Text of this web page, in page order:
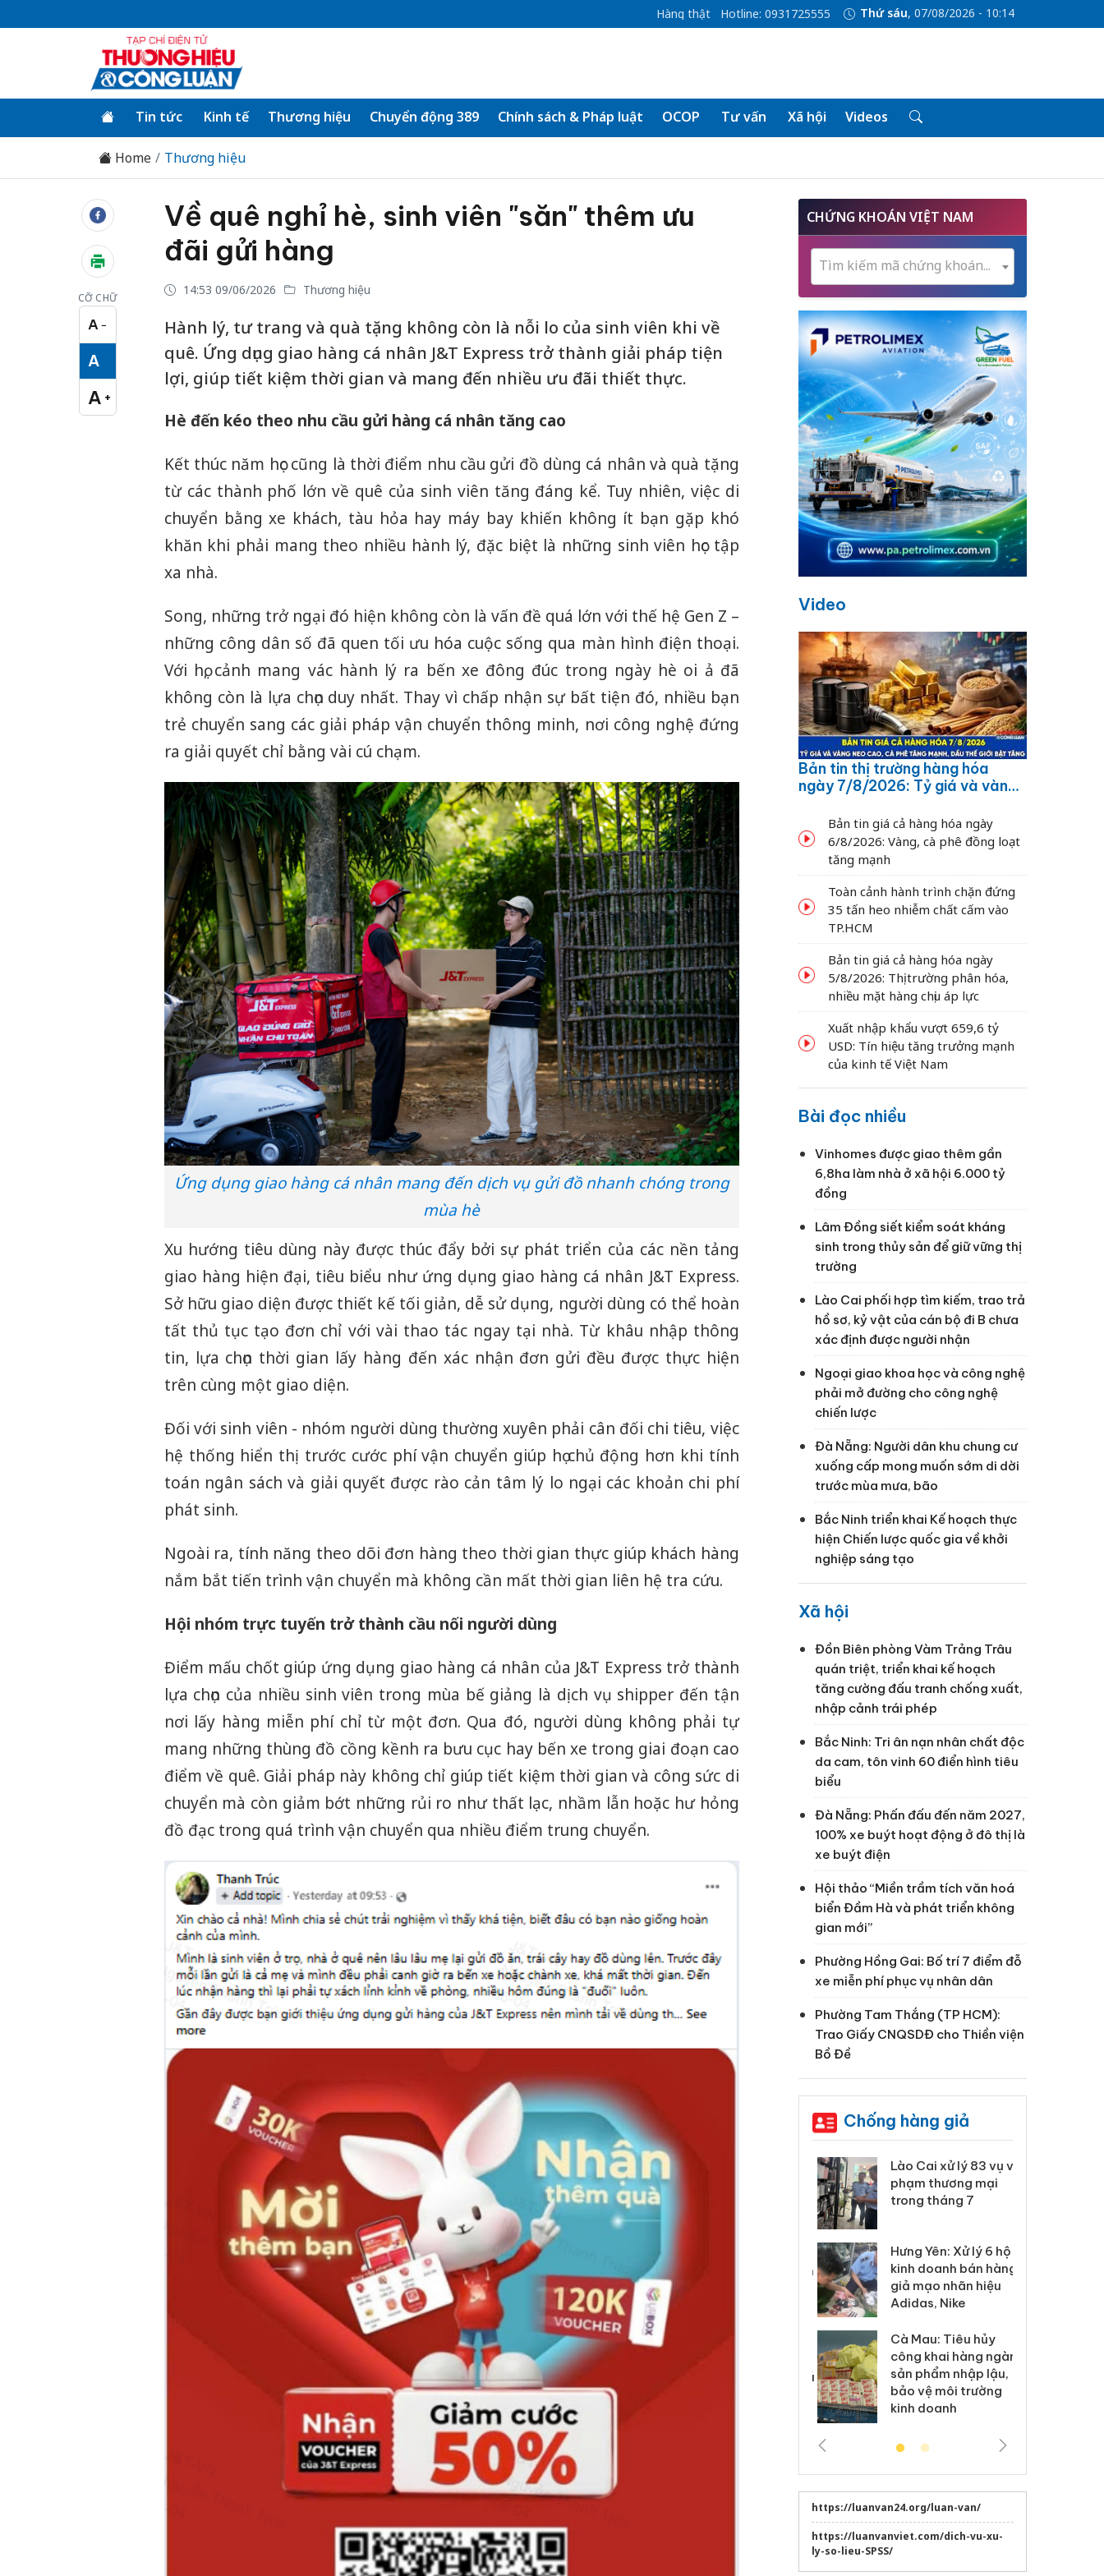
Hàng thật Hotline: 0931725555 Thứ sáu, 07/08/2026 - 10:14
Tin tức Kinh tế Thương hiệu Chuyển động 389 Chính sách & Pháp luật OCOP Tư vấn Xã hội Videos
Home Thương hiệu
CỠ CHỮ
A −
Cỡ chữ nhỏ
A
Cỡ chữ vừa
A +
Cỡ chữ lớn
Về quê nghỉ hè, sinh viên "săn" thêm ưu
đãi gửi hàng
14:53 09/06/2026 Thương hiệu
Hành lý, tư trang và quà tặng không còn là nỗi lo của sinh viên khi về
quê. Ứng dụng giao hàng cá nhân J&T Express trở thành giải pháp tiện
lợi, giúp tiết kiệm thời gian và mang đến nhiều ưu đãi thiết thực.
Hè đến kéo theo nhu cầu gửi hàng cá nhân tăng cao
Kết thúc năm học cũng là thời điểm nhu cầu gửi đồ dùng cá nhân và quà tặng
từ các thành phố lớn về quê của sinh viên tăng đáng kể. Tuy nhiên, việc di
chuyển bằng xe khách, tàu hỏa hay máy bay khiến không ít bạn gặp khó
khăn khi phải mang theo nhiều hành lý, đặc biệt là những sinh viên học tập
xa nhà.
Song, những trở ngại đó hiện không còn là vấn đề quá lớn với thế hệ Gen Z –
những công dân số đã quen tối ưu hóa cuộc sống qua màn hình điện thoại.
Với họ, cảnh mang vác hành lý ra bến xe đông đúc trong ngày hè oi ả đã
không còn là lựa chọn duy nhất. Thay vì chấp nhận sự bất tiện đó, nhiều bạn
trẻ chuyển sang các giải pháp vận chuyển thông minh, nơi công nghệ đứng
ra giải quyết chỉ bằng vài cú chạm.
Ứng dụng giao hàng cá nhân mang đến dịch vụ gửi đồ nhanh chóng trong
mùa hè
Xu hướng tiêu dùng này được thúc đẩy bởi sự phát triển của các nền tảng
giao hàng hiện đại, tiêu biểu như ứng dụng giao hàng cá nhân J&T Express.
Sở hữu giao diện được thiết kế tối giản, dễ sử dụng, người dùng có thể hoàn
tất thủ tục tạo đơn chỉ với vài thao tác ngay tại nhà. Từ khâu nhập thông
tin, lựa chọn thời gian lấy hàng đến xác nhận đơn gửi đều được thực hiện
trên cùng một giao diện.
Đối với sinh viên - nhóm người dùng thường xuyên phải cân đối chi tiêu, việc
hệ thống hiển thị trước cước phí vận chuyển giúp họ chủ động hơn khi tính
toán ngân sách và giải quyết được rào cản tâm lý lo ngại các khoản chi phí
phát sinh.
Ngoài ra, tính năng theo dõi đơn hàng theo thời gian thực giúp khách hàng
nắm bắt tiến trình vận chuyển mà không cần mất thời gian liên hệ tra cứu.
Hội nhóm trực tuyến trở thành cầu nối người dùng
Điểm mấu chốt giúp ứng dụng giao hàng cá nhân của J&T Express trở thành
lựa chọn của nhiều sinh viên trong mùa bế giảng là dịch vụ shipper đến tận
nơi lấy hàng miễn phí chỉ từ một đơn. Qua đó, người dùng không phải tự
mang những thùng đồ cồng kềnh ra bưu cục hay bến xe trong giai đoạn cao
điểm về quê. Giải pháp này không chỉ giúp tiết kiệm thời gian và công sức di
chuyển mà còn giảm bớt những rủi ro như thất lạc, nhầm lẫn hoặc hư hỏng
đồ đạc trong quá trình vận chuyển qua nhiều điểm trung chuyển.
CHỨNG KHOÁN VIỆT NAM
Tìm kiếm mã chứng khoán...
Video
Bản tin thị trường hàng hóa
ngày 7/8/2026: Tỷ giá và vàng
dầu thế giới bật tăng
Bản tin giá cả hàng hóa ngày
6/8/2026: Vàng, cà phê đồng loạt
tăng mạnh
Toàn cảnh hành trình chặn đứng
35 tấn heo nhiễm chất cấm vào
TP.HCM
Bản tin giá cả hàng hóa ngày
5/8/2026: Thị trường phân hóa,
nhiều mặt hàng chịu áp lực
Xuất nhập khẩu vượt 659,6 tỷ
USD: Tín hiệu tăng trưởng mạnh
của kinh tế Việt Nam
Bài đọc nhiều
Vinhomes được giao thêm gần
6,8ha làm nhà ở xã hội 6.000 tỷ
đồng
Lâm Đồng siết kiểm soát kháng
sinh trong thủy sản để giữ vững thị
trường
Lào Cai phối hợp tìm kiếm, trao trả
hồ sơ, kỷ vật của cán bộ đi B chưa
xác định được người nhận
Ngoại giao khoa học và công nghệ
phải mở đường cho công nghệ
chiến lược
Đà Nẵng: Người dân khu chung cư
xuống cấp mong muốn sớm di dời
trước mùa mưa, bão
Bắc Ninh triển khai Kế hoạch thực
hiện Chiến lược quốc gia về khởi
nghiệp sáng tạo
Xã hội
Đồn Biên phòng Vàm Trảng Trâu
quán triệt, triển khai kế hoạch
tăng cường đấu tranh chống xuất,
nhập cảnh trái phép
Bắc Ninh: Tri ân nạn nhân chất độc
da cam, tôn vinh 60 điển hình tiêu
biểu
Đà Nẵng: Phấn đấu đến năm 2027,
100% xe buýt hoạt động ở đô thị là
xe buýt điện
Hội thảo “Miền trầm tích văn hoá
biển Đầm Hà và phát triển không
gian mới”
Phường Hồng Gai: Bố trí 7 điểm đỗ
xe miễn phí phục vụ nhân dân
Phường Tam Thắng (TP HCM):
Trao Giấy CNQSDĐ cho Thiền viện
Bồ Đề
Chống hàng giả
Lào Cai xử lý 83 vụ vi
phạm thương mại
trong tháng 7
Hưng Yên: Xử lý 6 hộ
kinh doanh bán hàng
giả mạo nhãn hiệu
Adidas, Nike
Cà Mau: Tiêu hủy
công khai hàng ngàn
sản phẩm nhập lậu,
bảo vệ môi trường
kinh doanh
https://luanvan24.org/luan-van/
https://luanvanviet.com/dich-vu-xu-
ly-so-lieu-SPSS/